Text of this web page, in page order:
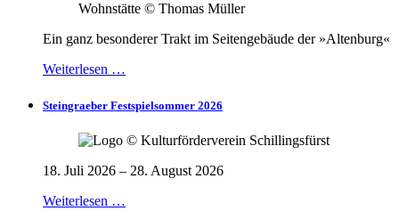
Ein ganz besonderer Trakt im Seitengebäude der »Altenburg«
Weiterlesen …
Steingraeber Festspielsommer 2026
18. Juli 2026 – 28. August 2026
Weiterlesen …